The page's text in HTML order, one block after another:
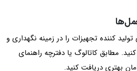
کننده تجهیزات را در زمینه نگهداری و
مطابق کاتالوگ یا دفترچه راهنمای
بهتری دریافت کنید.